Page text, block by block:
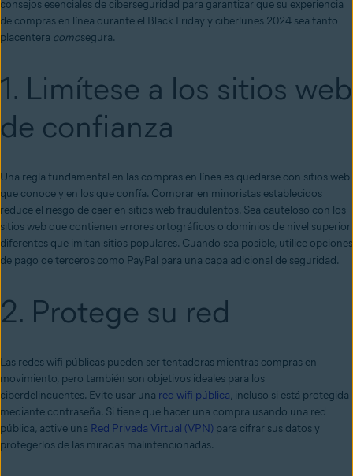
consejos esenciales de ciberseguridad para garantizar que su experiencia
de compras en línea durante el Black Friday y ciberlunes 2024 sea tanto
placentera comosegura.
1. Limítese a los sitios web
de confianza
Una regla fundamental en las compras en línea es quedarse con sitios web
que conoce y en los que confía. Comprar en minoristas establecidos
reduce el riesgo de caer en sitios web fraudulentos. Sea cauteloso con los
sitios web que contienen errores ortográficos o dominios de nivel superior
diferentes que imitan sitios populares. Cuando sea posible, utilice opciones
de pago de terceros como PayPal para una capa adicional de seguridad.
2. Protege su red
Las redes wifi públicas pueden ser tentadoras mientras compras en
movimiento, pero también son objetivos ideales para los
ciberdelincuentes. Evite usar una red wifi pública, incluso si está protegida
mediante contraseña. Si tiene que hacer una compra usando una red
pública, active una Red Privada Virtual (VPN) para cifrar sus datos y
protegerlos de las miradas malintencionadas.